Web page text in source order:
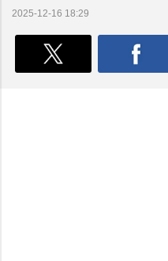
2025-12-16 18:29